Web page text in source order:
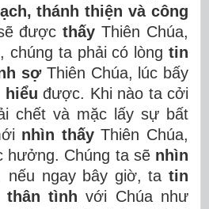
thánh thiện và công
đượcthấy Thiên Chúa,
chúng ta phải có lòngtin
sợThiên Chúa, lúc bấy
hiểuđược. Khi nào ta cởi
chết và mặc lấy sự bất
nhìn thấyThiên Chúa,
hưởng. Chúng ta sẽ nhìn
nếu ngay bây giờ, ta tin
thân tình với Chúa như